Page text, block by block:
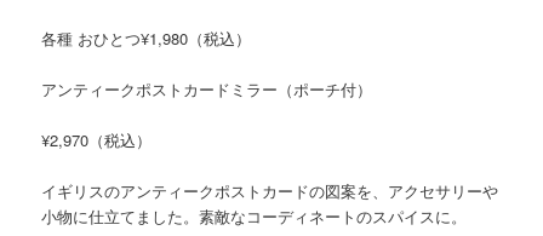
各種 おひとつ¥1,980（税込）
アンティークポストカードミラー（ポーチ付）
¥2,970（税込）
イギリスのアンティークポストカードの図案を、アクセサリーや
小物に仕立てました。素敵なコーディネートのスパイスに。